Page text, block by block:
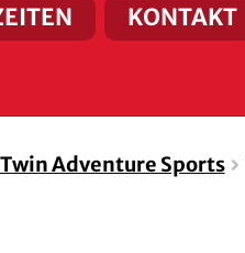
KONTAKT
Adventure Sports